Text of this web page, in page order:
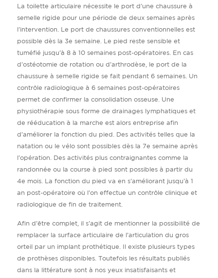
La toilette articulaire nécessite le port d’une chaussure à
semelle rigide pour une période de deux semaines après
l’intervention. Le port de chaussures conventionnelles est
possible dès la 3e semaine. Le pied reste sensible et
tuméfié jusqu’à 8 à 10 semaines post-opératoires. En cas
d’ostéotomie de rotation ou d’arthrodèse, le port de la
chaussure à semelle rigide se fait pendant 6 semaines. Un
contrôle radiologique à 6 semaines post-opératoires
permet de confirmer la consolidation osseuse. Une
physiothérapie sous forme de drainages lymphatiques et
de rééducation à la marche est alors entreprise afin
d’améliorer la fonction du pied. Des activités telles que la
natation ou le vélo sont possibles dès la 7e semaine après
l’opération. Des activités plus contraignantes comme la
randonnée ou la course à pied sont possibles à partir du
4e mois. La fonction du pied va en s’améliorant jusqu’à 1
an post-opératoire où l’on effectue un contrôle clinique et
radiologique de fin de traitement.
Afin d’être complet, il s’agit de mentionner la possibilité de
remplacer la surface articulaire de l’articulation du gros
orteil par un implant prothétique. Il existe plusieurs types
de prothèses disponibles. Toutefois les résultats publiés
dans la littérature sont à nos yeux insatisfaisants et